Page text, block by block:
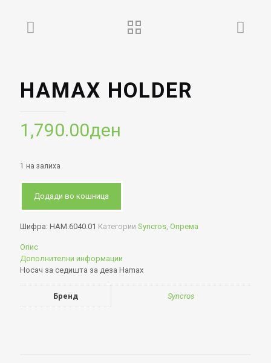
HAMAX HOLDER
1,790.00ден
1 на залиха
Додади во кошница
Шифра: HAM.6040.01 Категории Syncros, Опрема
Опис
Дополнителни информации
Носач за седишта за деза Hamax
Бренд Syncros